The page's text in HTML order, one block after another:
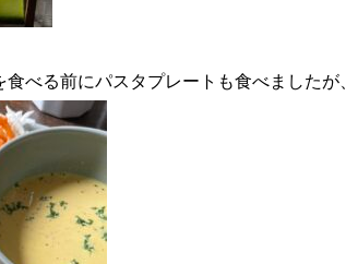
べる前にパスタプレートも食べましたが